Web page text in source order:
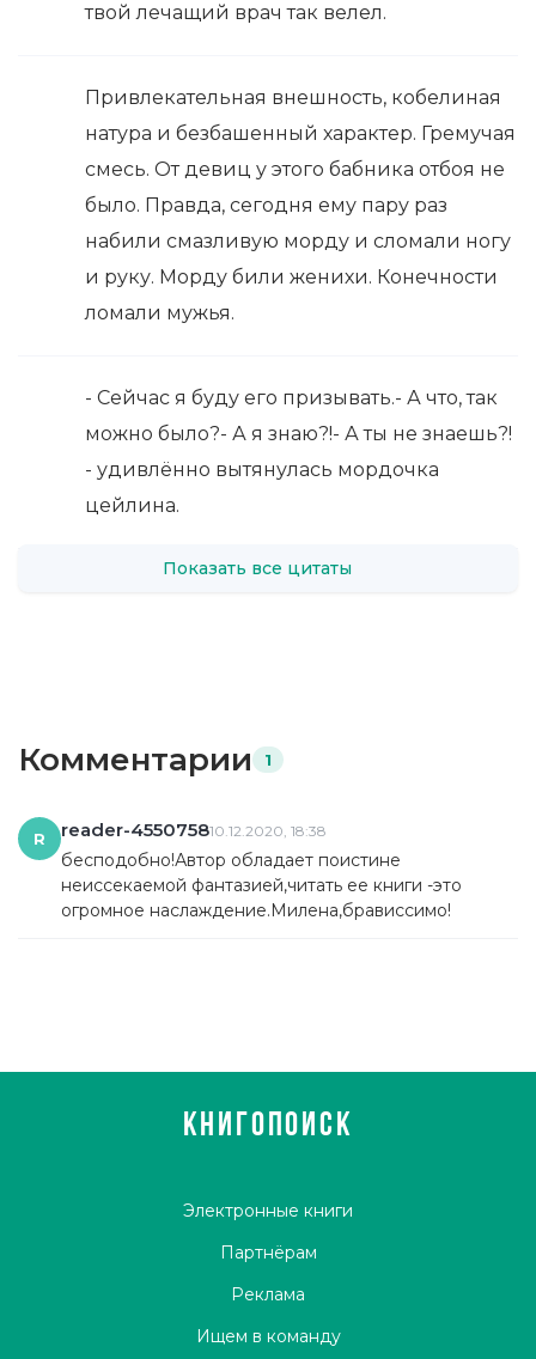
твой лечащий врач так велел.
Привлекательная внешность, кобелиная
натура и безбашенный характер. Гремучая
смесь. От девиц у этого бабника отбоя не
было. Правда, сегодня ему пару раз
набили смазливую морду и сломали ногу
и руку. Морду били женихи. Конечности
ломали мужья.
- Сейчас я буду его призывать.- А что, так
можно было?- А я знаю?!- А ты не знаешь?!
- удивлённо вытянулась мордочка
цейлина.
Показать все цитаты
Комментарии 1
R reader-455075810.12.2020, 18:38
бесподобно!Автор обладает поистине
неиссекаемой фантазией,читать ее книги -это
огромное наслаждение.Милена,брависсимо!
КНИГОПОИСК
Электронные книги
Партнёрам
Реклама
Ищем в команду